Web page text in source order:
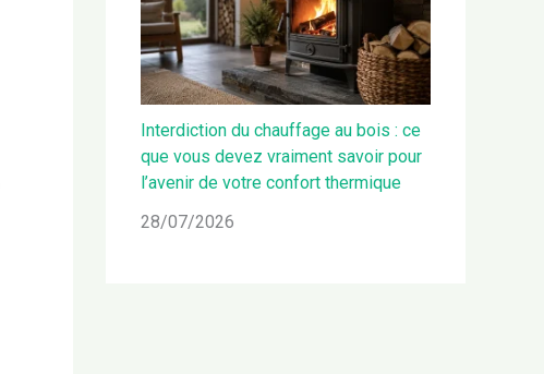
Interdiction du chauffage au bois : ce
que vous devez vraiment savoir pour
l’avenir de votre confort thermique
28/07/2026